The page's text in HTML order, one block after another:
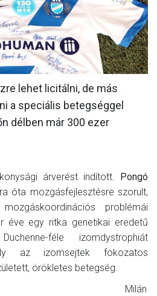
KLUB
GALÉRIA
ÉLMÉNYEK
lehet licitálni, de más
a speciális betegséggel
délben már 300 ezer
árverést indított. Pongó
óta mozgásfejlesztésre szorult,
problémái
éve egy ritka genetikai eredetű
féle izomdystrophiát
az izomsejtek fokozatos
örökletes betegség.
Milán